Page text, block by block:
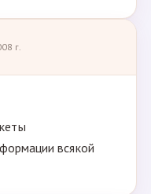
г.
всякой